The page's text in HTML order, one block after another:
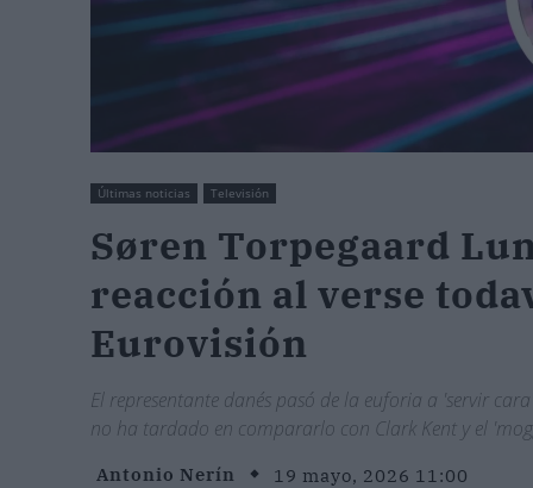
Últimas noticias Televisión
Søren Torpegaard
reacción al verse
Eurovisión
El representante danés pasó de la euforia a 'servir
no ha tardado en compararlo con Clark Kent y el
Antonio Nerín 19 mayo, 2026 11:00